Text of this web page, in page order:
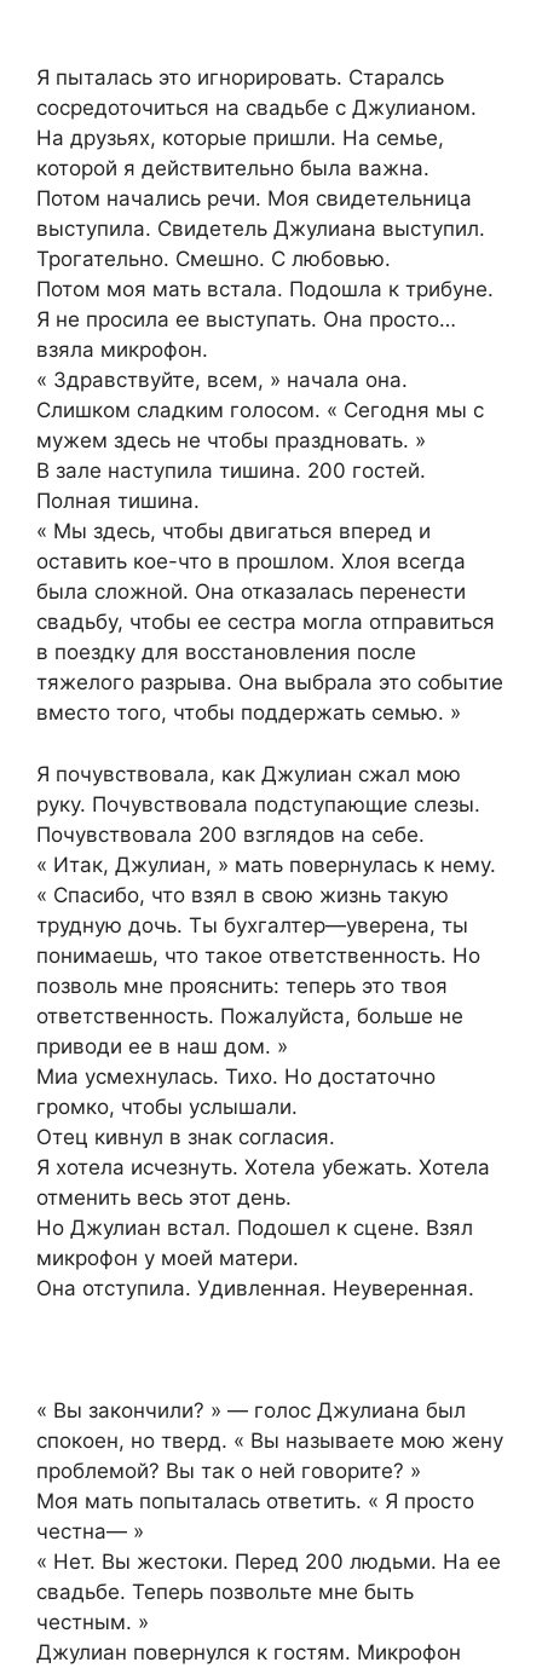
Я пыталась это игнорировать. Старалсь
сосредоточиться на свадьбе с Джулианом.
На друзьях, которые пришли. На семье,
которой я действительно была важна.
Потом начались речи. Моя свидетельница
выступила. Свидетель Джулиана выступил.
Трогательно. Смешно. С любовью.
Потом моя мать встала. Подошла к трибуне.
Я не просила ее выступать. Она просто…
взяла микрофон.
« Здравствуйте, всем, » начала она.
Слишком сладким голосом. « Сегодня мы с
мужем здесь не чтобы праздновать. »
В зале наступила тишина. 200 гостей.
Полная тишина.
« Мы здесь, чтобы двигаться вперед и
оставить кое-что в прошлом. Хлоя всегда
была сложной. Она отказалась перенести
свадьбу, чтобы ее сестра могла отправиться
в поездку для восстановления после
тяжелого разрыва. Она выбрала это событие
вместо того, чтобы поддержать семью. »
Я почувствовала, как Джулиан сжал мою
руку. Почувствовала подступающие слезы.
Почувствовала 200 взглядов на себе.
« Итак, Джулиан, » мать повернулась к нему.
« Спасибо, что взял в свою жизнь такую
трудную дочь. Ты бухгалтер—уверена, ты
понимаешь, что такое ответственность. Но
позволь мне прояснить: теперь это твоя
ответственность. Пожалуйста, больше не
приводи ее в наш дом. »
Миа усмехнулась. Тихо. Но достаточно
громко, чтобы услышали.
Отец кивнул в знак согласия.
Я хотела исчезнуть. Хотела убежать. Хотела
отменить весь этот день.
Но Джулиан встал. Подошел к сцене. Взял
микрофон у моей матери.
Она отступила. Удивленная. Неуверенная.
« Вы закончили? » — голос Джулиана был
спокоен, но тверд. « Вы называете мою жену
проблемой? Вы так о ней говорите? »
Моя мать попыталась ответить. « Я просто
честна— »
« Нет. Вы жестоки. Перед 200 людьми. На ее
свадьбе. Теперь позвольте мне быть
честным. »
Джулиан повернулся к гостям. Микрофон